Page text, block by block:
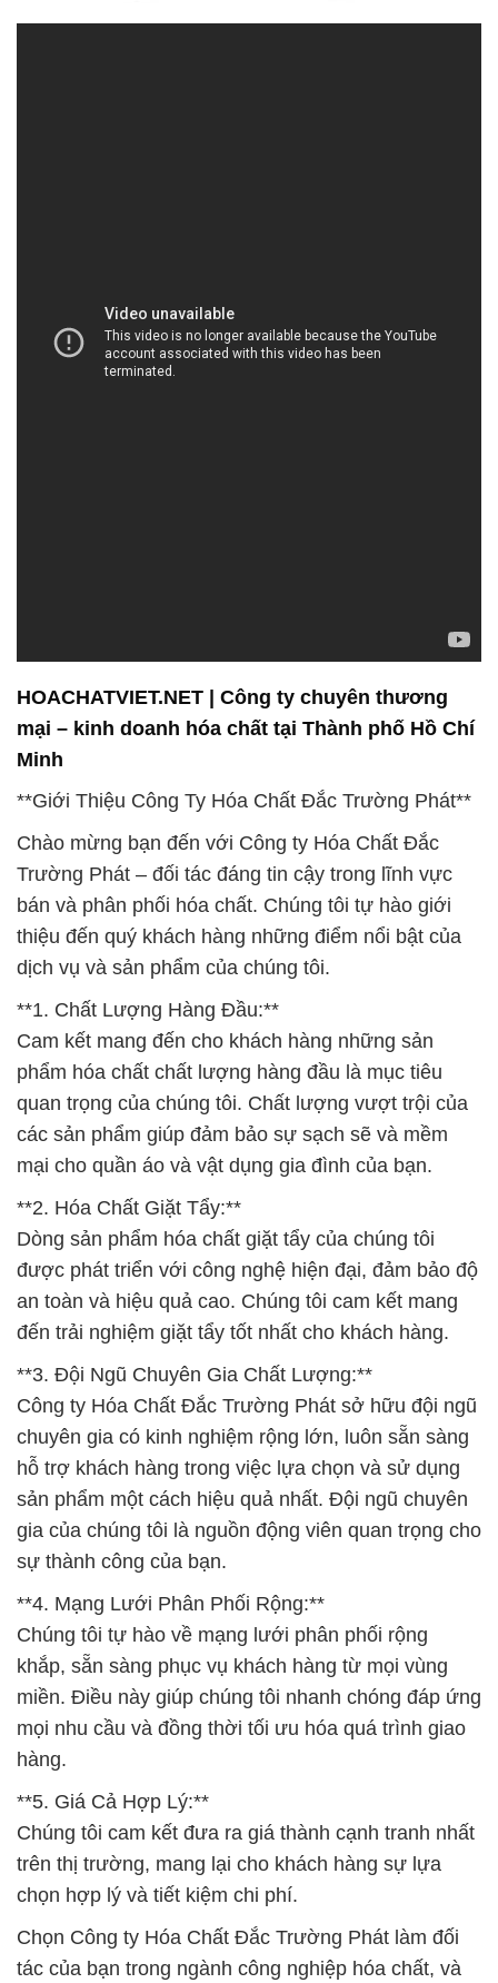
HOACHATVIET.NET | Công ty chuyên thương
mại – kinh doanh hóa chất tại Thành phố Hồ Chí
Minh
**Giới Thiệu Công Ty Hóa Chất Đắc Trường Phát**
Chào mừng bạn đến với Công ty Hóa Chất Đắc
Trường Phát – đối tác đáng tin cậy trong lĩnh vực
bán và phân phối hóa chất. Chúng tôi tự hào giới
thiệu đến quý khách hàng những điểm nổi bật của
dịch vụ và sản phẩm của chúng tôi.
**1. Chất Lượng Hàng Đầu:**
Cam kết mang đến cho khách hàng những sản
phẩm hóa chất chất lượng hàng đầu là mục tiêu
quan trọng của chúng tôi. Chất lượng vượt trội của
các sản phẩm giúp đảm bảo sự sạch sẽ và mềm
mại cho quần áo và vật dụng gia đình của bạn.
**2. Hóa Chất Giặt Tẩy:**
Dòng sản phẩm hóa chất giặt tẩy của chúng tôi
được phát triển với công nghệ hiện đại, đảm bảo độ
an toàn và hiệu quả cao. Chúng tôi cam kết mang
đến trải nghiệm giặt tẩy tốt nhất cho khách hàng.
**3. Đội Ngũ Chuyên Gia Chất Lượng:**
Công ty Hóa Chất Đắc Trường Phát sở hữu đội ngũ
chuyên gia có kinh nghiệm rộng lớn, luôn sẵn sàng
hỗ trợ khách hàng trong việc lựa chọn và sử dụng
sản phẩm một cách hiệu quả nhất. Đội ngũ chuyên
gia của chúng tôi là nguồn động viên quan trọng cho
sự thành công của bạn.
**4. Mạng Lưới Phân Phối Rộng:**
Chúng tôi tự hào về mạng lưới phân phối rộng
khắp, sẵn sàng phục vụ khách hàng từ mọi vùng
miền. Điều này giúp chúng tôi nhanh chóng đáp ứng
mọi nhu cầu và đồng thời tối ưu hóa quá trình giao
hàng.
**5. Giá Cả Hợp Lý:**
Chúng tôi cam kết đưa ra giá thành cạnh tranh nhất
trên thị trường, mang lại cho khách hàng sự lựa
chọn hợp lý và tiết kiệm chi phí.
Chọn Công ty Hóa Chất Đắc Trường Phát làm đối
tác của bạn trong ngành công nghiệp hóa chất, và